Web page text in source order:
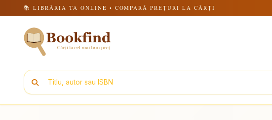
📚 LIBRĂRIA TA ONLINE • COMPARĂ PREȚURI LA CĂRȚI